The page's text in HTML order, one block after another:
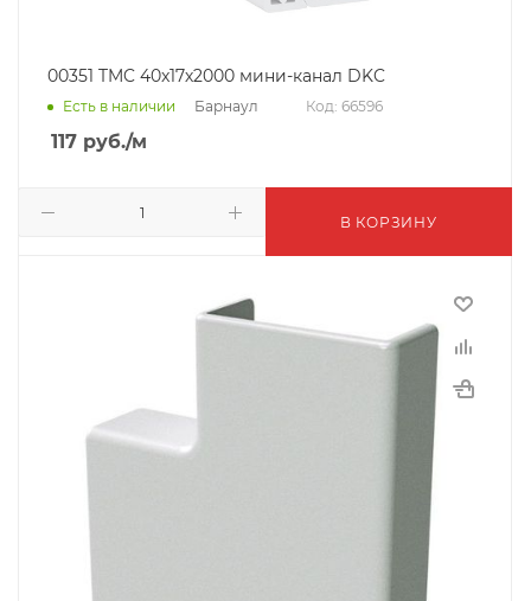
00351 TMC 40x17х2000 мини-канал DKC
Есть в наличии Барнаул Код: 66596
117 руб./м
В КОРЗИНУ